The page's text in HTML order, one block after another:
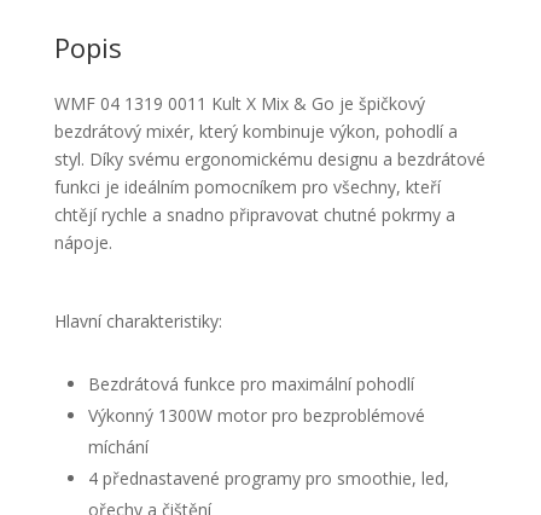
Popis
WMF 04 1319 0011 Kult X Mix & Go je špičkový
bezdrátový mixér, který kombinuje výkon, pohodlí a
styl. Díky svému ergonomickému designu a bezdrátové
funkci je ideálním pomocníkem pro všechny, kteří
chtějí rychle a snadno připravovat chutné pokrmy a
nápoje.
Hlavní charakteristiky:
Bezdrátová funkce pro maximální pohodlí
Výkonný 1300W motor pro bezproblémové
míchání
4 přednastavené programy pro smoothie, led,
ořechy a čištění